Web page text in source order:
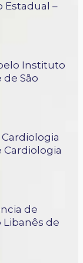
Estadual –
Instituto
São
Cardiologia
de
Libanês de